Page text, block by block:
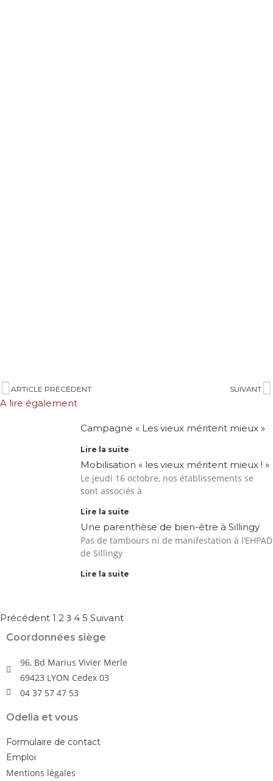
ARTICLE PRÉCÉDENT SUIVANT
A lire également
Campagne « Les vieux méritent mieux »
Lire la suite
Mobilisation « les vieux méritent mieux ! »
Le jeudi 16 octobre, nos établissements se
sont associés à
Lire la suite
Une parenthèse de bien-être à Sillingy
Pas de tambours ni de manifestation à l’EHPAD
de Sillingy
Lire la suite
Précédent 1 2 3 4 5 Suivant
Coordonnées siège
96, Bd Marius Vivier Merle
69423 LYON Cedex 03
04 37 57 47 53
Odelia et vous
Formulaire de contact
Emploi
Mentions légales